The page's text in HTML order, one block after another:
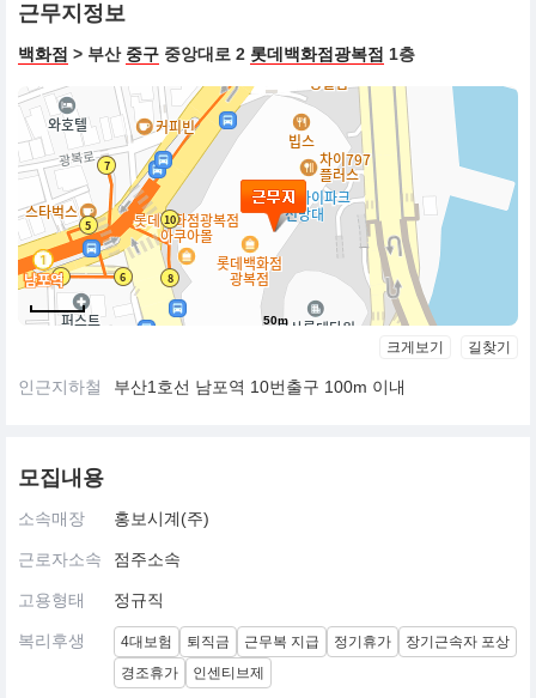
근무지정보
백화점 > 부산 중구 중앙대로 2 롯데백화점광복점 1층
50m
크게보기 길찾기
인근지하철 부산1호선 남포역 10번출구 100m 이내
모집내용
소속매장 홍보시계(주)
근로자소속 점주소속
고용형태 정규직
복리후생 4대보험 퇴직금 근무복 지급 정기휴가
장기근속자 포상
경조휴가
인센티브제